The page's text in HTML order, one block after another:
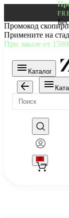
Промокод
Примените на
При заказе от
Каталог
0